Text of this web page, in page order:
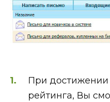
При достижении
рейтинга, Вы